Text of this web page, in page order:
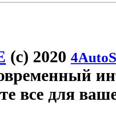
(c) 2020
все для